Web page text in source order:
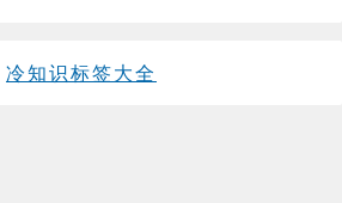
冷知识标签大全